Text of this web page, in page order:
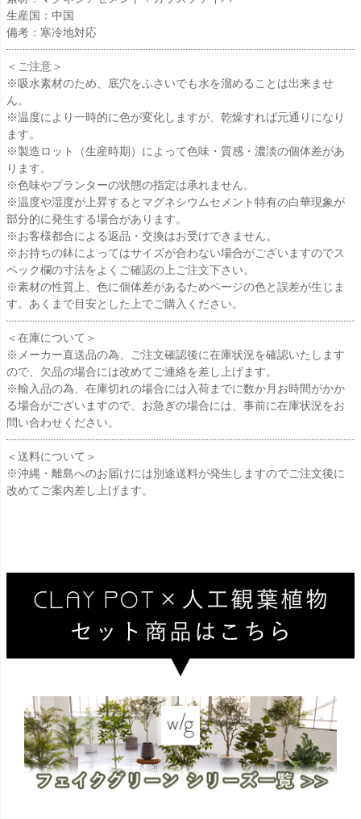
生産国：中国
備考：寒冷地対応
＜ご注意＞
※吸水素材のため、底穴をふさいでも水を溜めることは出来ませ
ん。
※温度により一時的に色が変化しますが、乾燥すれば元通りになり
ます。
※製造ロット（生産時期）によって色味・質感・濃淡の個体差があ
ります。
※色味やプランターの状態の指定は承れません。
※温度や湿度が上昇するとマグネシウムセメント特有の白華現象が
部分的に発生する場合があります。
※お客様都合による返品・交換はお受けできません。
※お持ちの鉢によってはサイズが合わない場合がございますのでス
ペック欄の寸法をよくご確認の上ご注文下さい。
※素材の性質上、色に個体差があるためページの色と誤差が生じま
す。あくまで目安とした上でご購入ください。
＜在庫について＞
※メーカー直送品の為、ご注文確認後に在庫状況を確認いたします
ので、欠品の場合には改めてご連絡を差し上げます。
※輸入品の為、在庫切れの場合には入荷までに数か月お時間がかか
る場合がございますので、お急ぎの場合には、事前に在庫状況をお
問い合わせください。
＜送料について＞
※沖縄・離島へのお届けには別途送料が発生しますのでご注文後に
改めてご案内差し上げます。